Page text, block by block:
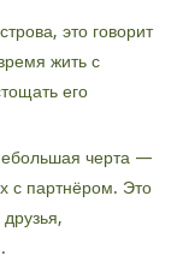
это говорит
жить с
его
черта —
с партнёром. Это